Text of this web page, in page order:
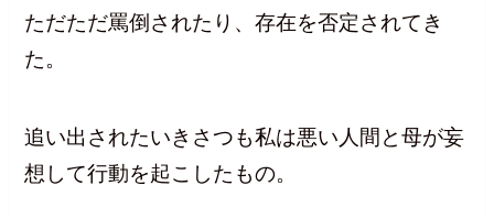
ただただ罵倒されたり、存在を否定されてき
た。
追い出されたいきさつも私は悪い人間と母が妄
想して行動を起こしたもの。